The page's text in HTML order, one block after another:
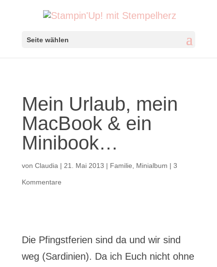
Seite wählen
Mein Urlaub, mein
MacBook & ein
Minibook…
von Claudia | 21. Mai 2013 | Familie Minialbum | 3
Kommentare
Die Pfingstferien sind da und wir sind
weg (Sardinien). Da ich Euch nicht ohne